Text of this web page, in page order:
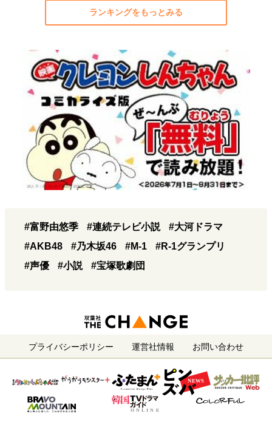
ランキングをもっとみる
#富野由悠季 #連続テレビ小説
#大河ドラマ
#AKB48
#乃木坂46 #M-1
#R-1グランプリ
#声優
#小説 #宝塚歌劇団
プライバシーポリシー 運営社情報 お問い合わせ